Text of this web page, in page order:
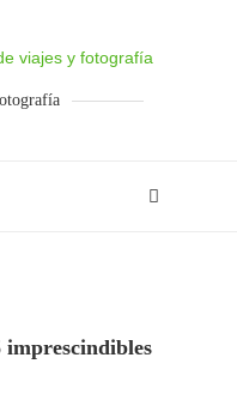
imprescindibles